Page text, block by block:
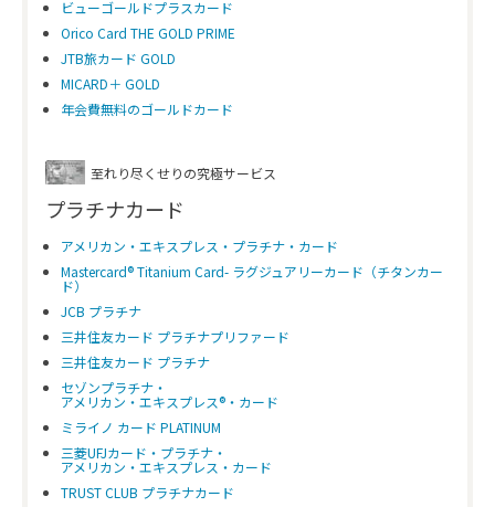
ビューゴールドプラスカード
Orico Card THE GOLD PRIME
JTB旅カード GOLD
MICARD＋ GOLD
年会費無料のゴールドカード
至れり尽くせりの究極サービス
プラチナカード
アメリカン・エキスプレス・プラチナ・カード
Mastercard® Titanium Card- ラグジュアリーカード（チタンカー
ド）
JCB プラチナ
三井住友カード プラチナプリファード
三井住友カード プラチナ
セゾンプラチナ・
アメリカン・エキスプレス®・カード
ミライノ カード PLATINUM
三菱UFJカード・プラチナ・
アメリカン・エキスプレス・カード
TRUST CLUB プラチナカード